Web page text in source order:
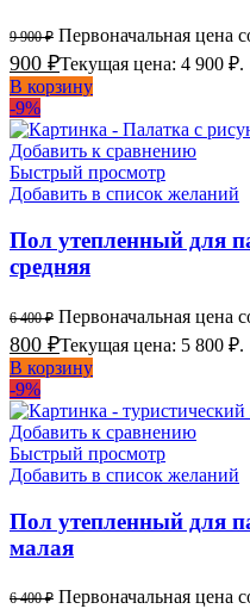
9 900₽ Первоначальная цена
900 ₽Текущая цена: 4 900 ₽.
В корзину
-9%
Добавить к сравнению
Быстрый просмотр
Добавить в список желаний
Пол утепленный для
средняя
6 400₽ Первоначальная цена
800 ₽Текущая цена: 5 800 ₽.
В корзину
-9%
Добавить к сравнению
Быстрый просмотр
Добавить в список желаний
Пол утепленный для
малая
6 400₽ Первоначальная цена